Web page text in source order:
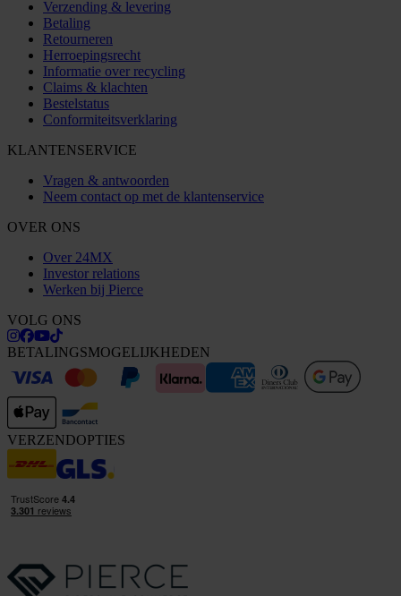
Verzending & levering
Betaling
Retourneren
Herroepingsrecht
Informatie over recycling
Claims & klachten
Bestelstatus
Conformiteitsverklaring
KLANTENSERVICE
Vragen & antwoorden
Neem contact op met de klantenservice
OVER ONS
Over 24MX
Investor relations
Werken bij Pierce
VOLG ONS
BETALINGSMOGELIJKHEDEN
VERZENDOPTIES